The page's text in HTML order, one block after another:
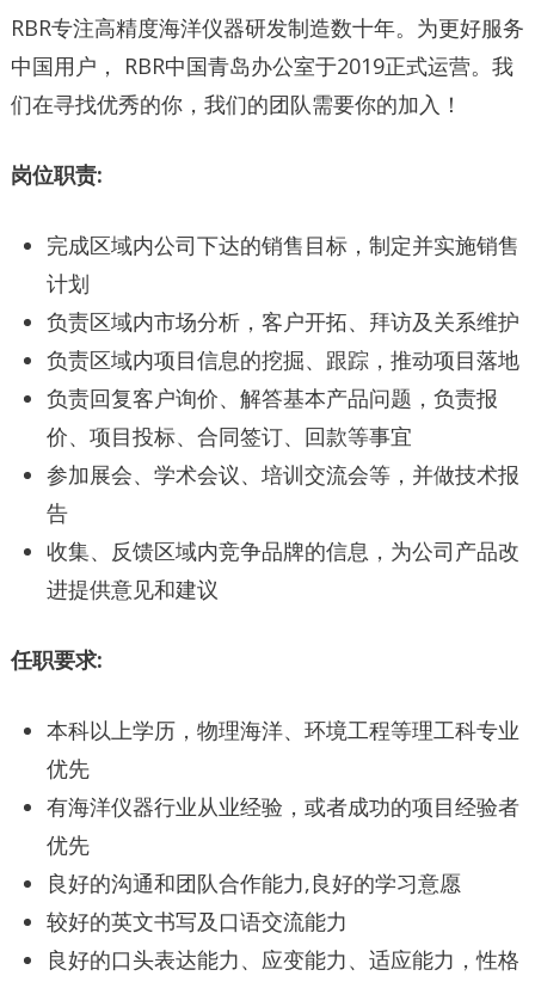
RBR专注高精度海洋仪器研发制造数十年。为更好服务
中国用户， RBR中国青岛办公室于2019正式运营。我
们在寻找优秀的你，我们的团队需要你的加入！
岗位职责:
完成区域内公司下达的销售目标，制定并实施销售
计划
负责区域内市场分析，客户开拓、拜访及关系维护
负责区域内项目信息的挖掘、跟踪，推动项目落地
负责回复客户询价、解答基本产品问题，负责报
价、项目投标、合同签订、回款等事宜
参加展会、学术会议、培训交流会等，并做技术报
告
收集、反馈区域内竞争品牌的信息，为公司产品改
进提供意见和建议
任职要求:
本科以上学历，物理海洋、环境工程等理工科专业
优先
有海洋仪器行业从业经验，或者成功的项目经验者
优先
良好的沟通和团队合作能力,良好的学习意愿
较好的英文书写及口语交流能力
良好的口头表达能力、应变能力、适应能力，性格